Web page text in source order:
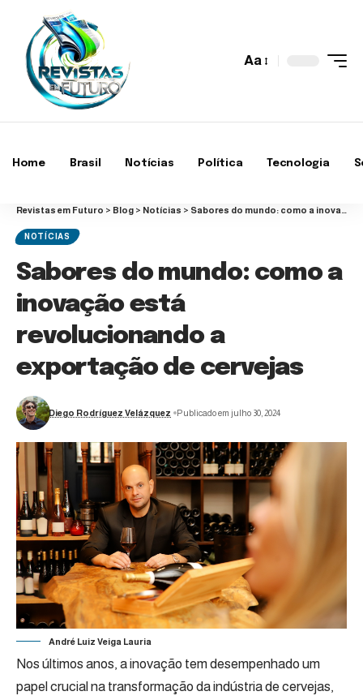
Aa
Home Brasil Notícias Política Tecnologia
Revistas em Futuro > Blog > Notícias > Sabores do mundo: como a inovação está revolucionando a exportação de cervejas
NOTÍCIAS
Sabores do mundo: como a
inovação está
revolucionando a
exportação de cervejas
Diego Rodríguez Velázquez Publicado em julho 30, 2024
André Luiz Veiga Lauria
Nos últimos anos, a inovação tem desempenhado um
papel crucial na transformação da indústria de cervejas,